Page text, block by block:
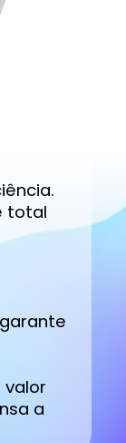
total
valor
a